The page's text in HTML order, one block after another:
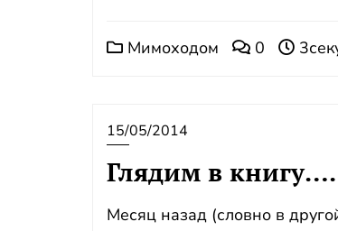
Мимоходом 0
15/05/2014
Глядим в книгу….
Месяц назад (словно в